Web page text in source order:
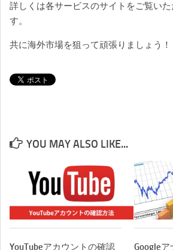
詳しくは各サービスのサイトをご覧い
す。
共に海外市場を狙って頑張りましょう！
YOU MAY ALSO LIKE...
YouTubeアカウントの確認
Google